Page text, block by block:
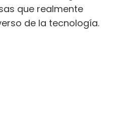
que realmente
de la tecnología.